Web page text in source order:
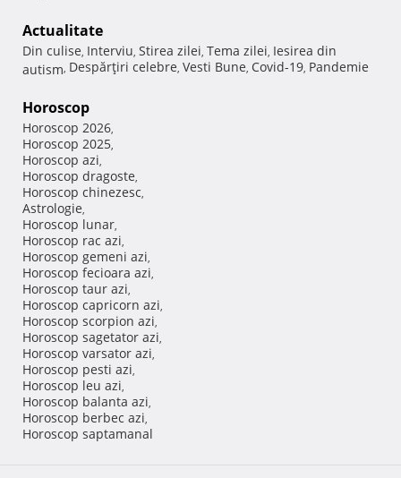
Actualitate
Din culise, Interviu, Stirea zilei, Tema zilei, Iesirea din
autism, Despărţiri celebre, Vesti Bune, Covid-19, Pandemie
Horoscop
Horoscop 2026,
Horoscop 2025,
Horoscop azi,
Horoscop dragoste,
Horoscop chinezesc,
Astrologie,
Horoscop lunar,
Horoscop rac azi,
Horoscop gemeni azi,
Horoscop fecioara azi,
Horoscop taur azi,
Horoscop capricorn azi,
Horoscop scorpion azi,
Horoscop sagetator azi,
Horoscop varsator azi,
Horoscop pesti azi,
Horoscop leu azi,
Horoscop balanta azi,
Horoscop berbec azi,
Horoscop saptamanal